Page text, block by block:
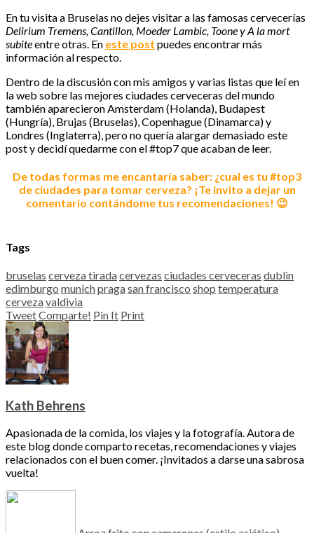
En tu visita a Bruselas no dejes visitar a las famosas cervecerías
Delirium Tremens, Cantillon, Moeder Lambic, Toone y A la mort
subiteentre otras. En este post puedes encontrar más
información al respecto.
Dentro de la discusión con mis amigos y varias listas que leí en
la web sobre las mejores ciudades cerveceras del mundo
también aparecieron Amsterdam (Holanda), Budapest
(Hungría), Brujas (Bruselas), Copenhague (Dinamarca) y
Londres (Inglaterra), pero no quería alargar demasiado este
post y decidí quedarme con el #top7 que acaban de leer.
De todas formas me encantaría saber: ¿cual es tu #top3
de ciudades para tomar cerveza? ¡Te invito a dejar un
comentario contándome tus recomendaciones! 😉
Tags
bruselas cerveza tiradacervezas ciudades cerveceras dublin
edimburgo munichpragasan francisco shop temperatura
cervezavaldivia
TweetComparte! Pin It Print
Kath Behrens
Apasionada de la comida, los viajes y la fotografía. Autora de
este blog donde comparto recetas, recomendaciones y viajes
relacionados con el buen comer. ¡Invitados a darse una sabrosa
vuelta!